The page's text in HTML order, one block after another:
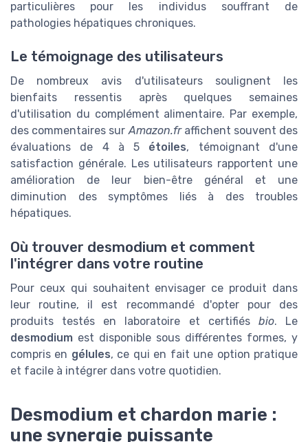
particulières pour les individus souffrant de
pathologies hépatiques chroniques.
Le témoignage des utilisateurs
De nombreux avis d'utilisateurs soulignent les
bienfaits ressentis après quelques semaines
d'utilisation du complément alimentaire. Par exemple,
des commentaires surAmazon.fraffichent souvent des
évaluations de 4 à 5 étoiles, témoignant d'une
satisfaction générale. Les utilisateurs rapportent une
amélioration de leur bien-être général et une
diminution des symptômes liés à des troubles
hépatiques.
Où trouver desmodium et comment
l'intégrer dans votre routine
Pour ceux qui souhaitent envisager ce produit dans
leur routine, il est recommandé d'opter pour des
produits testés en laboratoire et certifiés bio. Le
desmodium est disponible sous différentes formes, y
compris en gélules, ce qui en fait une option pratique
et facile à intégrer dans votre quotidien.
Desmodium et chardon marie :
une synergie puissante